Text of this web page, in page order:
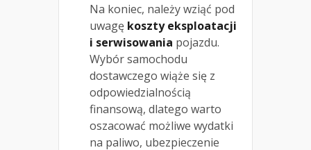
Na koniec, należy wziąć pod
uwagę koszty eksploatacji
i serwisowania pojazdu.
Wybór samochodu
dostawczego wiąże się z
odpowiedzialnością
finansową, dlatego warto
oszacować możliwe wydatki
na paliwo, ubezpieczenie